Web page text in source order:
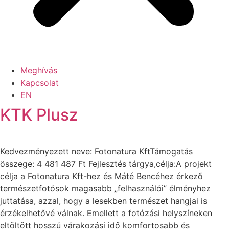
Meghívás
Kapcsolat
EN
KTK Plusz
Kedvezményezett neve: Fotonatura KftTámogatás
összege: 4 481 487 Ft Fejlesztés tárgya,célja:A projekt
célja a Fotonatura Kft-hez és Máté Bencéhez érkező
természetfotósok magasabb „felhasználói” élményhez
juttatása, azzal, hogy a lesekben természet hangjai is
érzékelhetővé válnak. Emellett a fotózási helyszíneken
eltöltött hosszú várakozási idő komfortosabb és